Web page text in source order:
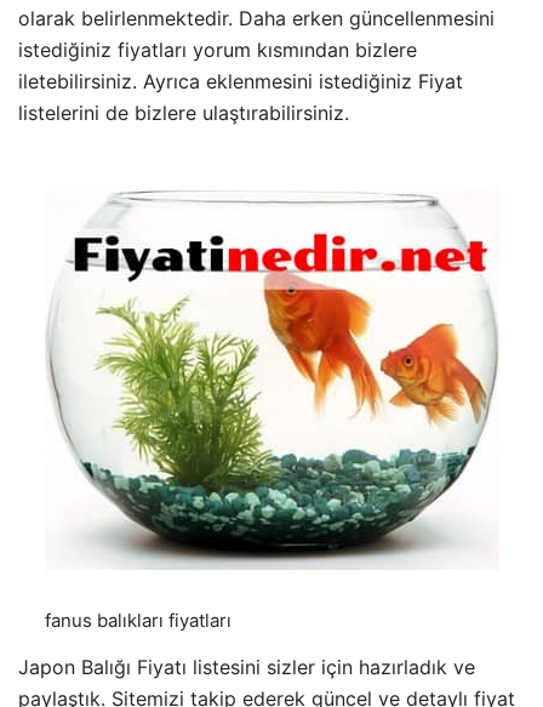
olarak belirlenmektedir. Daha erken güncellenmesini
istediğiniz fiyatları yorum kısmından bizlere
iletebilirsiniz. Ayrıca eklenmesini istediğiniz Fiyat
listelerini de bizlere ulaştırabilirsiniz.
fanus balıkları fiyatları
Japon Balığı Fiyatı listesini sizler için hazırladık ve
paylaştık. Sitemizi takip ederek güncel ve detaylı fiyat